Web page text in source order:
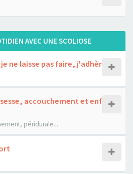
AVEC UNE SCOLIOSE
ne laisse pas faire, j'adhèr
accouchement et enf
péridurale...